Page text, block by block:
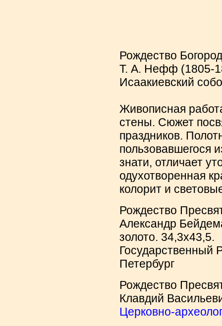
Рождество
Т. А. Нефф (1805-
Исаакиевский
Живописная
стены. Сюжет
праздников.
пользовавшегося
знати, отличает
одухотворенная
колорит и
Рождество
Александр
золото. 34,3х43,5.
Государственный
Петербург
Рождество
Клавдий
Церковно-